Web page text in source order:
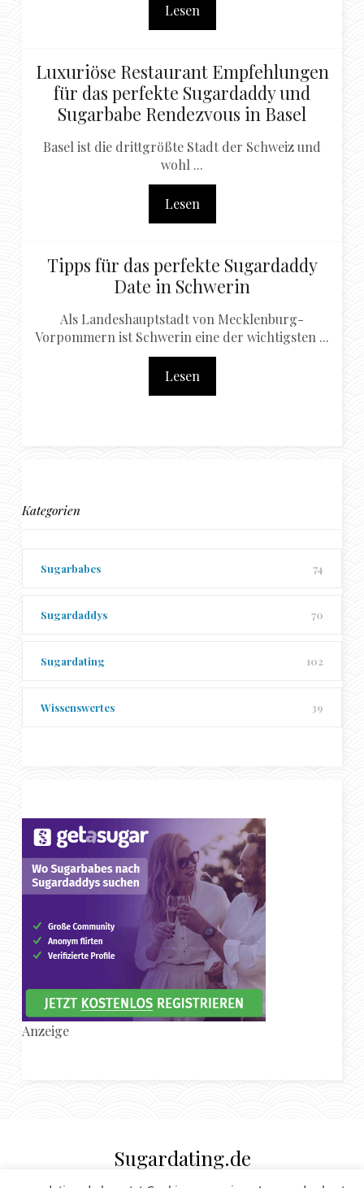
Lesen
Luxuriöse Restaurant Empfehlungen
für das perfekte Sugardaddy und
Sugarbabe Rendezvous in Basel
Basel ist die drittgrößte Stadt der Schweiz und
wohl ...
Lesen
Tipps für das perfekte Sugardaddy
Date in Schwerin
Als Landeshauptstadt von Mecklenburg-
Vorpommern ist Schwerin eine der wichtigsten ...
Lesen
Kategorien
Sugarbabes 74
Sugardaddys 70
Sugardating 102
Wissenswertes 39
Anzeige
Sugardating.de
SUGAR DADDY & SUGAR BABE MAGAZIN